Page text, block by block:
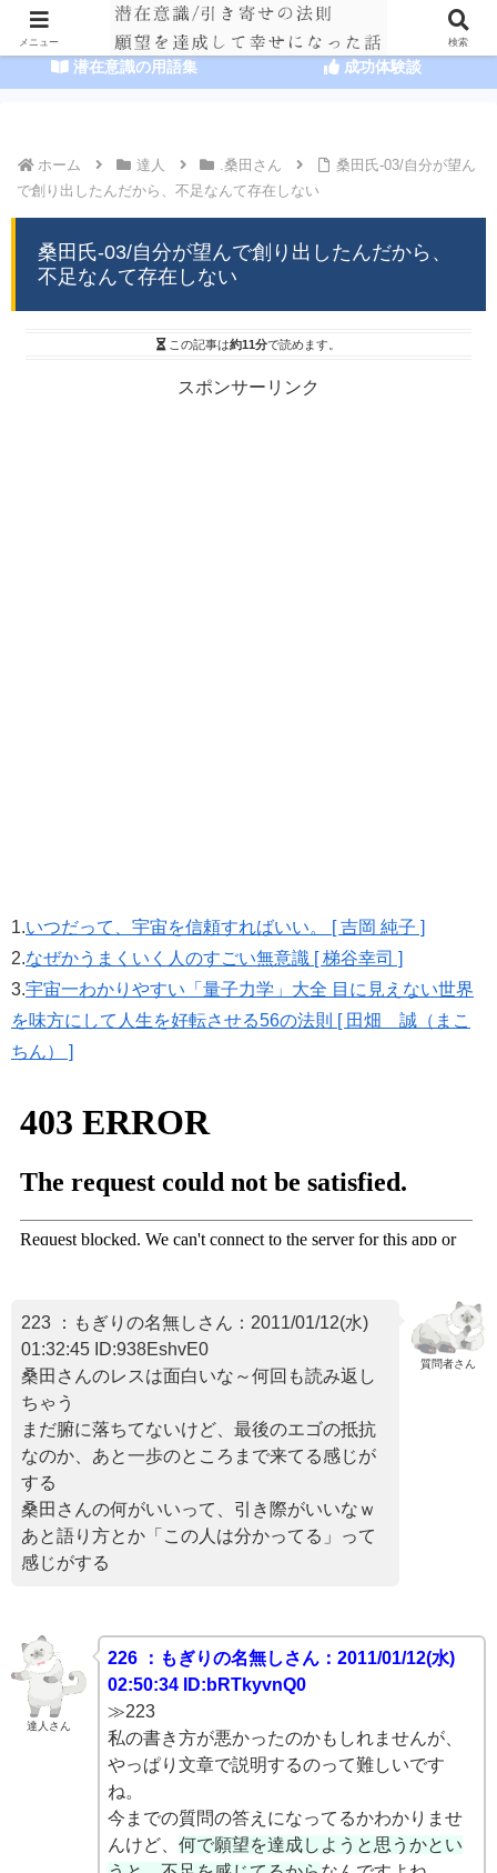
HOME 潜在意識の達人まとめ
潜在意識の用語集 成功体験談
ホーム 達人 .桑田さん
桑田氏-03/自分が望ん
で創り出したんだから、不足なんて存在しない
桑田氏-03/自分が望んで創り出したんだから、
不足なんて存在しない
この記事は約11分で読めます。
スポンサーリンク
1.いつだって、宇宙を信頼すればいい。 [ 吉岡 純子 ]
2.なぜかうまくいく人のすごい無意識 [ 梯谷幸司 ]
3.宇宙一わかりやすい「量子力学」大全 目に見えない世界
を味方にして人生を好転させる56の法則 [ 田畑 誠（まこ
ちん） ]
質問者さん
223 ：もぎりの名無しさん：2011/01/12(水)
01:32:45 ID:938EshvE0
桑田さんのレスは面白いな～何回も読み返し
ちゃう
まだ腑に落ちてないけど、最後のエゴの抵抗
なのか、あと一歩のところまで来てる感じが
する
桑田さんの何がいいって、引き際がいいなｗ
あと語り方とか「この人は分かってる」って
感じがする
達人さん
226 ：もぎりの名無しさん：2011/01/12(水)
02:50:34 ID:bRTkyvnQ0
≫223
私の書き方が悪かったのかもしれませんが、
やっぱり文章で説明するのって難しいです
ね。
今までの質問の答えになってるかわかりませ
んけど、何で願望を達成しようと思うかとい
メニュー 検索